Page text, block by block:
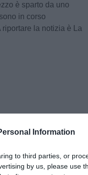
Information
to third parties, or
by us, please use
è sparto da uno
in corso
la notizia è La
madre del
Spalletti, madre di
della Juventus. Viveva
nel comune di